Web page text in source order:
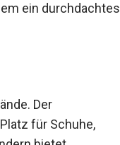
ein durchdachtes
Der
für Schuhe,